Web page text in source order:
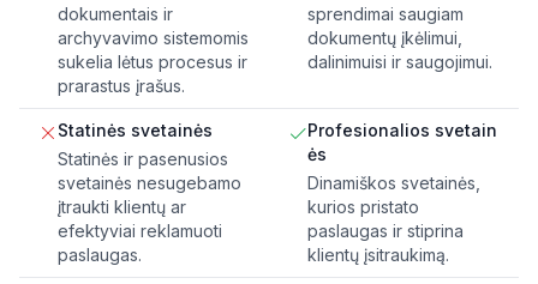
dokumentais ir
archyvavimo sistemomis
sukelia lėtus procesus ir
prarastus įrašus.
sprendimai saugiam
dokumentų įkėlimui,
dalinimuisi ir saugojimui.
Statinės svetainės
Statinės ir pasenusios
svetainės nesugebamo
įtraukti klientų ar
efektyviai reklamuoti
paslaugas.
Profesionalios svetain
ės
Dinamiškos svetainės,
kurios pristato
paslaugas ir stiprina
klientų įsitraukimą.